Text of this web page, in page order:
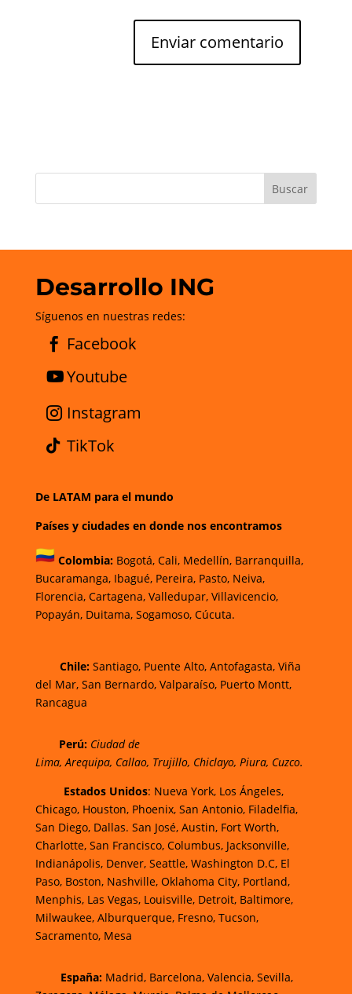
Desarrollo ING
Síguenos en nuestras redes:
Facebook
Youtube
Instagram
TikTok
De LATAM para el mundo
Países y ciudades en donde nos encontramos
Colombia: Bogotá,Cali, Medellín, Barranquilla,
Bucaramanga,Ibagué,Pereira,Pasto, Neiva,
Florencia, Cartagena, Valledupar, Villavicencio,
Popayán, Duitama, Sogamoso, Cúcuta.
Chile:Santiago, Puente Alto, Antofagasta, Viña
del Mar, San Bernardo, Valparaíso, Puerto Montt,
Rancagua
Perú: Ciudad de
Lima, Arequipa, Callao, Trujillo, Chiclayo, Piura, Cuzco.
Estados Unidos: Nueva York, Los Ángeles,
Chicago, Houston, Phoenix, San Antonio, Filadelfia,
San Diego, Dallas. San José, Austin, Fort Worth,
Charlotte, San Francisco, Columbus, Jacksonville,
Indianápolis, Denver, Seattle, Washington D.C, El
Paso, Boston, Nashville, Oklahoma City, Portland,
Menphis, Las Vegas, Louisville, Detroit, Baltimore,
Milwaukee, Alburquerque, Fresno, Tucson,
Sacramento, Mesa
España: Madrid, Barcelona, Valencia, Sevilla,